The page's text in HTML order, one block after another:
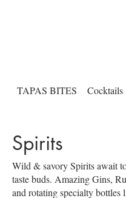
TAPAS BITES Cocktails
Spirits
Wild & savory Spirits await
taste buds. Amazing Gins,
and rotating specialty bottles